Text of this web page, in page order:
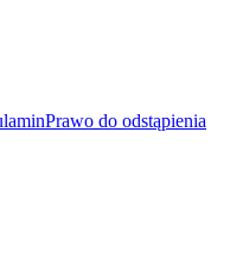
Prawo do odstąpienia